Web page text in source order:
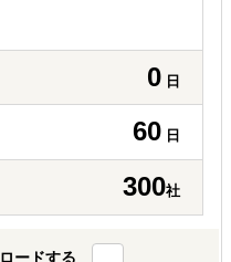
0 日
60 日
300社
ードする